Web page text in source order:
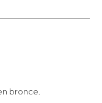
bronce.